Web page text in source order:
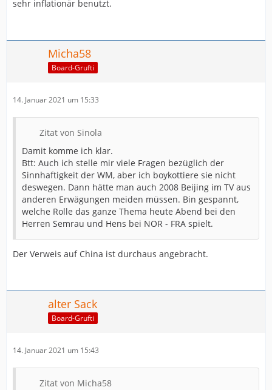
sehr inflationär benutzt.
Micha58
Board-Grufti
14. Januar 2021 um 15:33
Zitat von Sinola
Damit komme ich klar.
Btt: Auch ich stelle mir viele Fragen bezüglich der
Sinnhaftigkeit der WM, aber ich boykottiere sie nicht
deswegen. Dann hätte man auch 2008 Beijing im TV aus
anderen Erwägungen meiden müssen. Bin gespannt,
welche Rolle das ganze Thema heute Abend bei den
Herren Semrau und Hens bei NOR - FRA spielt.
Der Verweis auf China ist durchaus angebracht.
alter Sack
Board-Grufti
14. Januar 2021 um 15:43
Zitat von Micha58